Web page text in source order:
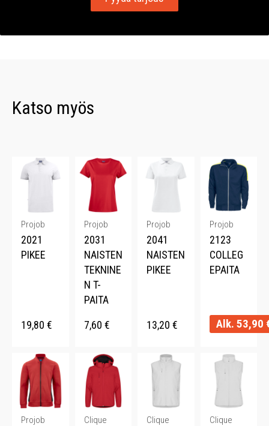
Katso myös
Projob
2021
PIKEE
19,80 €
Projob
2031
NAISTEN
TEKNINE
N T-
PAITA
7,60 €
Projob
2041
NAISTEN
PIKEE
13,20 €
Projob
2123
COLLEG
EPAITA
Alk. 53,90
Projob Clique Clique Clique